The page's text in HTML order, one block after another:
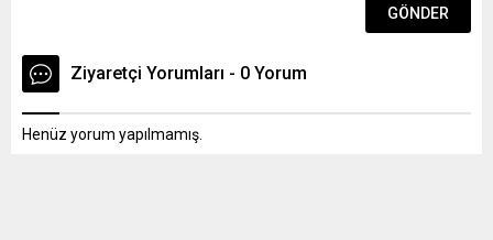
Ziyaretçi Yorumları - 0 Yorum
Henüz yorum yapılmamış.